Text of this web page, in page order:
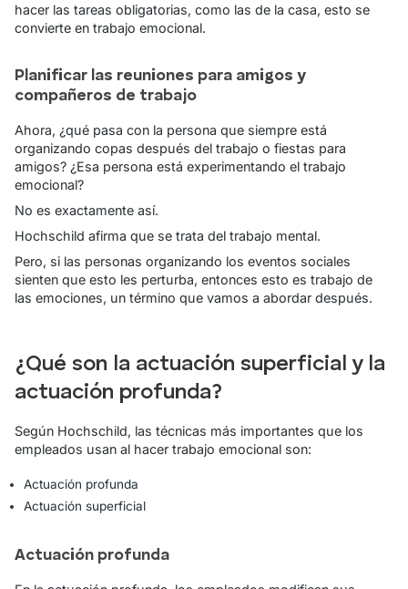
hacer las tareas obligatorias, como las de la casa, esto se
convierte en trabajo emocional.
Planificar las reuniones para amigos y
compañeros de trabajo
Ahora, ¿qué pasa con la persona que siempre está
organizando copas después del trabajo o fiestas para
amigos? ¿Esa persona está experimentando el trabajo
emocional?
No es exactamente así.
Hochschild afirma que se trata del trabajo mental.
Pero, si las personas organizando los eventos sociales
sienten que esto les perturba, entonces esto es trabajo de
las emociones, un término que vamos a abordar después.
¿Qué son la actuación superficial y la
actuación profunda?
Según Hochschild, las técnicas más importantes que los
empleados usan al hacer trabajo emocional son:
Actuación profunda
Actuación superficial
Actuación profunda